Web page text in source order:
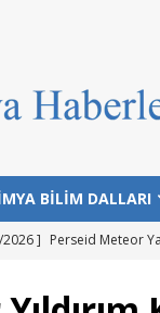
BİLİM DALLARI
] Perseid Meteor